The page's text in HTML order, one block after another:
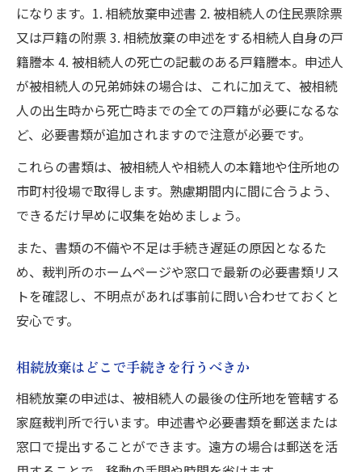
になります。1. 相続放棄申述書 2. 被相続人の住民票除票
又は戸籍の附票 3. 相続放棄の申述をする相続人自身の戸
籍謄本 4. 被相続人の死亡の記載のある戸籍謄本。申述人
が被相続人の兄弟姉妹の場合は、これに加えて、被相続
人の出生時から死亡時までの全ての戸籍が必要になるな
ど、必要書類が追加されますので注意が必要です。
これらの書類は、被相続人や相続人の本籍地や住所地の
市町村役場で取得します。熟慮期間内に間に合うよう、
できるだけ早めに収集を始めましょう。
また、書類の不備や不足は手続き遅延の原因となるた
め、裁判所のホームページや窓口で最新の必要書類リス
トを確認し、不明点があれば事前に問い合わせておくと
安心です。
相続放棄はどこで手続きを行うべきか
相続放棄の申述は、被相続人の最後の住所地を管轄する
家庭裁判所で行います。申述書や必要書類を郵送または
窓口で提出することができます。遠方の場合は郵送を活